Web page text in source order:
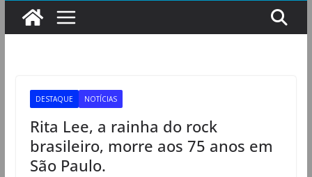
DESTAQUE NOTÍCIAS
Rita Lee, a rainha do rock
brasileiro, morre aos 75 anos em
São Paulo.